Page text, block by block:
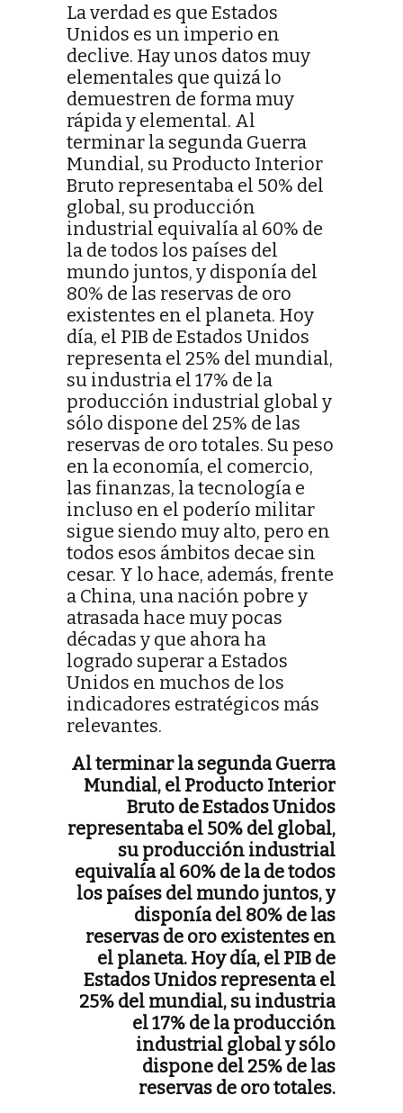
La verdad es que Estados
Unidos es un imperio en
declive. Hay unos datos muy
elementales que quizá lo
demuestren de forma muy
rápida y elemental. Al
terminar la segunda Guerra
Mundial, su Producto Interior
Bruto representaba el 50% del
global, su producción
industrial equivalía al 60% de
la de todos los países del
mundo juntos, y disponía del
80% de las reservas de oro
existentes en el planeta. Hoy
día, el PIB de Estados Unidos
representa el 25% del mundial,
su industria el 17% de la
producción industrial global y
sólo dispone del 25% de las
reservas de oro totales. Su peso
en la economía, el comercio,
las finanzas, la tecnología e
incluso en el poderío militar
sigue siendo muy alto, pero en
todos esos ámbitos decae sin
cesar. Y lo hace, además, frente
a China, una nación pobre y
atrasada hace muy pocas
décadas y que ahora ha
logrado superar a Estados
Unidos en muchos de los
indicadores estratégicos más
relevantes.
Al terminar la segunda Guerra
Mundial, el Producto Interior
Bruto de Estados Unidos
representaba el 50% del global,
su producción industrial
equivalía al 60% de la de todos
los países del mundo juntos, y
disponía del 80% de las
reservas de oro existentes en
el planeta. Hoy día, el PIB de
Estados Unidos representa el
25% del mundial, su industria
el 17% de la producción
industrial global y sólo
dispone del 25% de las
reservas de oro totales.